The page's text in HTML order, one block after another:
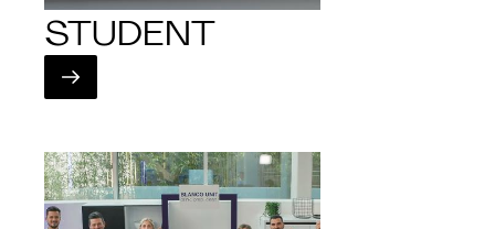
STUDENT